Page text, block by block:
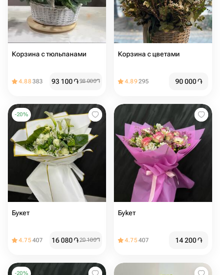
Корзина с тюльпанами
4.88383 93 100֏98 000֏
Корзина с цветами
4.89295 90 000֏
-20%
Букет
4.75407 16 080֏20 100֏
Буkeт
4.75407 14 200֏
-20%